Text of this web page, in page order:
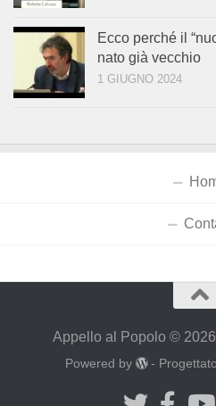
Ecco perché il
nato già vecchio
1 GIUGNO 2024
Appello al Popolo ©
Powered by -